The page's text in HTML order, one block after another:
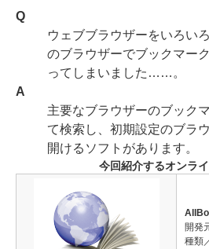
Q
ウェブブラウザーをいろい
のブラウザーでブックマー
ってしまいました……。
A
主要なブラウザーのブック
て検索し、初期設定のブラ
開けるソフトがあります。
今回紹介するオンラ
開発
種類